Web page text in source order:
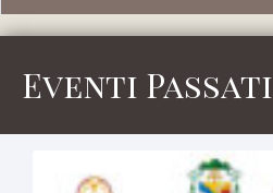
Eventi Passati